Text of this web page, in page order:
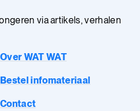
via artikels, verhalen
Over WAT WAT
Bestel infomateriaal
Contact